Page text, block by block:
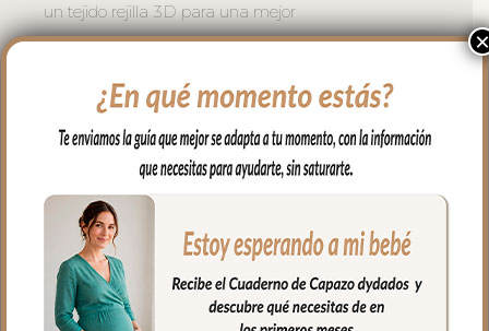
un tejido rejilla 3D para una mejor
ventilación.
con una trasera con goma. También
lleva las cintas y las gomitas por si la
capota va unida al respaldo y no puedes
usar la trasera. Cuenta con un sistema de
sujeción adicional el S_PLUS para
conseguir que a la funda quede mejor
sujeta al respaldo. Son unas cintas que
pasas por las aberturas de los arneses en
×